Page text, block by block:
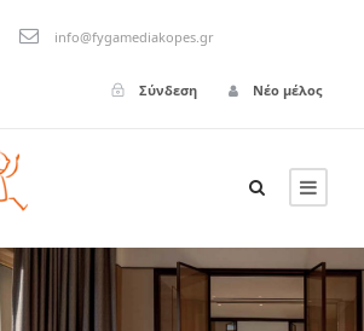
info@fygamediakopes.gr
Σύνδεση Νέο μέλος